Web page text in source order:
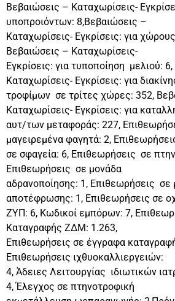
Βεβαιώσεις – Καταχωρίσεις-
υποπροιόντων: 8,Βεβαιώσεις –
Καταχωρίσεις- Εγκρίσεις: για
Βεβαιώσεις – Καταχωρίσεις-
Εγκρίσεις: για τυποποίηση μελιού:
Καταχωρίσεις- Εγκρίσεις: για
τροφίμων σε τρίτες χώρες: 352,
Καταχωρίσεις- Εγκρίσεις: για
αυτ/των μεταφοράς: 227,
μαγειρεμένα φαγητά: 2,
σε σφαγεία: 6, Επιθεωρήσεις σε
Επιθεωρήσεις σε μονάδα
αδρανοποίησης: 1, Επιθεωρήσεις σε
αποτέφρωσης: 1, Επιθεωρήσεις σε
ΖΥΠ: 6, Κωδικοί εμπόρων: 7,
Καταγραφής ΖΔΜ: 1.263,
Επιθεωρήσεις σε έγγραφα
Επιθεωρήσεις ιχθυοκαλλιεργειών:
4, Άδειες Λειτουργίας ιδιωτικών
4, Έλεγχος σε πτηνοτροφική